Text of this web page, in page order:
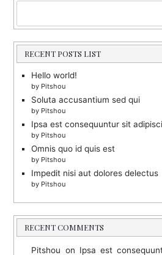
RECENT POSTS LIST
Hello world!
by Pitshou
Soluta accusantium sed qui
by Pitshou
Ipsa est consequuntur sit
by Pitshou
Omnis quo id quis est
by Pitshou
Impedit nisi aut dolores delectus
by Pitshou
RECENT COMMENTS
Pitshou on Ipsa est